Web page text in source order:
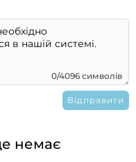
0/4096 символів
немає